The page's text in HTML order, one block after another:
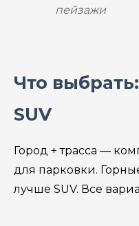
пейзажи
Что
SUV
Город + трасса —
для парковки.
лучше SUV. Все